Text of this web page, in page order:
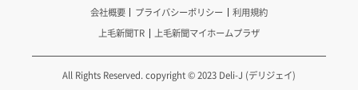
会社概要
プライバシーポリシー
利用規約
上毛新聞TR
上毛新聞マイホームプラザ
All Rights Reserved. copyright © 2023 Deli-J (デリジェイ)